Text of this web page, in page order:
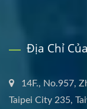
Địa Chỉ
14F., No.957,
Taipei City 235,